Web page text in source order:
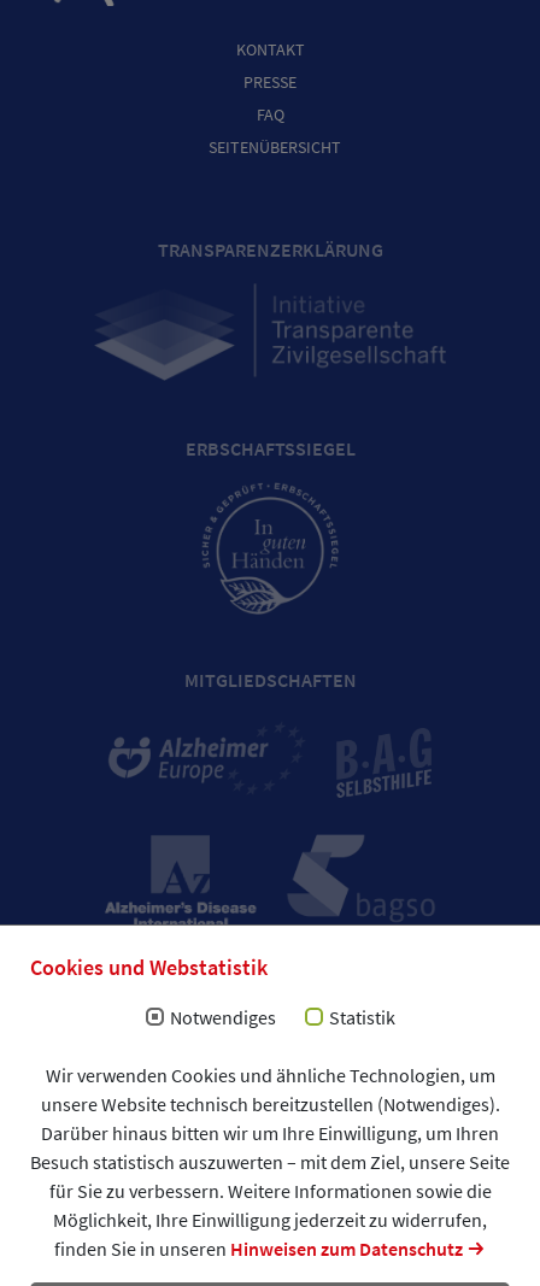
Cookies und Webstatistik
Notwendiges Statistik
Wir verwenden Cookies und ähnliche Technologien, um
unsere Website technisch bereitzustellen (Notwendiges).
Darüber hinaus bitten wir um Ihre Einwilligung, um Ihren
Besuch statistisch auszuwerten – mit dem Ziel, unsere Seite
für Sie zu verbessern. Weitere Informationen sowie die
Möglichkeit, Ihre Einwilligung jederzeit zu widerrufen,
finden Sie in unseren Hinweisen zum Datenschutz
KONTAKT
PRESSE
FAQ
SEITENÜBERSICHT
TRANSPARENZERKLÄRUNG
ERBSCHAFTSSIEGEL
MITGLIEDSCHAFTEN
Impressum
Allgemeine Geschäftsbedingungen (AGB)
Datenschutzerklärung
Spendenformular
DAlzG © 2026